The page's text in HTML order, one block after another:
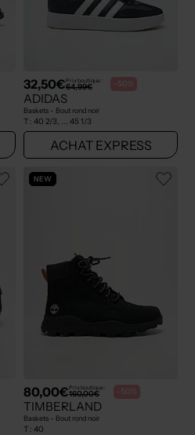
32,50€Prix boutique :
64,99€ -50%
ADIDAS
Baskets - Bout rond noir
T : 40 2/3, ... 45 1/3
ACHAT EXPRESS
NEW
80,00€Prix boutique :
160,00€ -50%
TIMBERLAND
Baskets - Bout rond noir
T : 40